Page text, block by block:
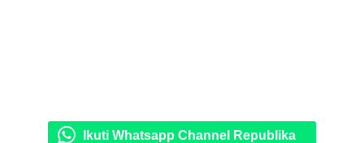
Ikuti Whatsapp Channel Republika